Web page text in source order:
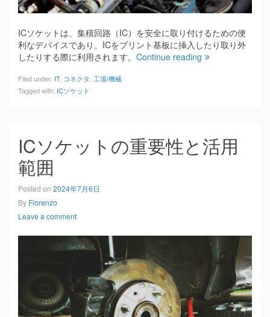
ICソケットは、集積回路（IC）を安全に取り付けるための便
利なデバイスであり、ICをプリント基板に挿入したり取り外
したりする際に利用されます。 Continue reading
Filed under: IT, コネクタ, 工場/機械
Tagged with: ICソケット
ICソケットの重要性と活用
範囲
Posted on 2024年7月6日
By Fiorenzo
Leave a comment